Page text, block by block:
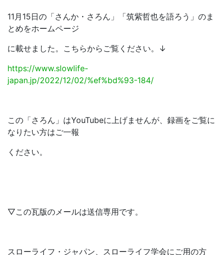
11月15日の「さんか・さろん」「筑紫哲也を語ろう」のま
とめをホームページ
に載せました。こちらからご覧ください。↓
https://www.slowlife-
japan.jp/2022/12/02/%ef%bd%93-184/
この「さろん」はYouTubeに上げませんが、録画をご覧に
なりたい方はご一報
ください。
▽この瓦版のメールは送信専用です。
スローライフ・ジャパン、スローライフ学会にご用の方